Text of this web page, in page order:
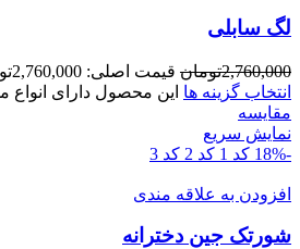
لگ سابلی
2,760,000تومان قیمت اصلی: 2,760,000تومان بود.
انتخاب گزینه ها این محصول دارای
مقايسه
نمایش سریع
-18%
کد 1 کد 2 کد 3
افزودن به علاقه مندی
شورتک جین دخترانه